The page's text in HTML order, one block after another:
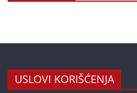
USLOVI KORIŠĆENJA